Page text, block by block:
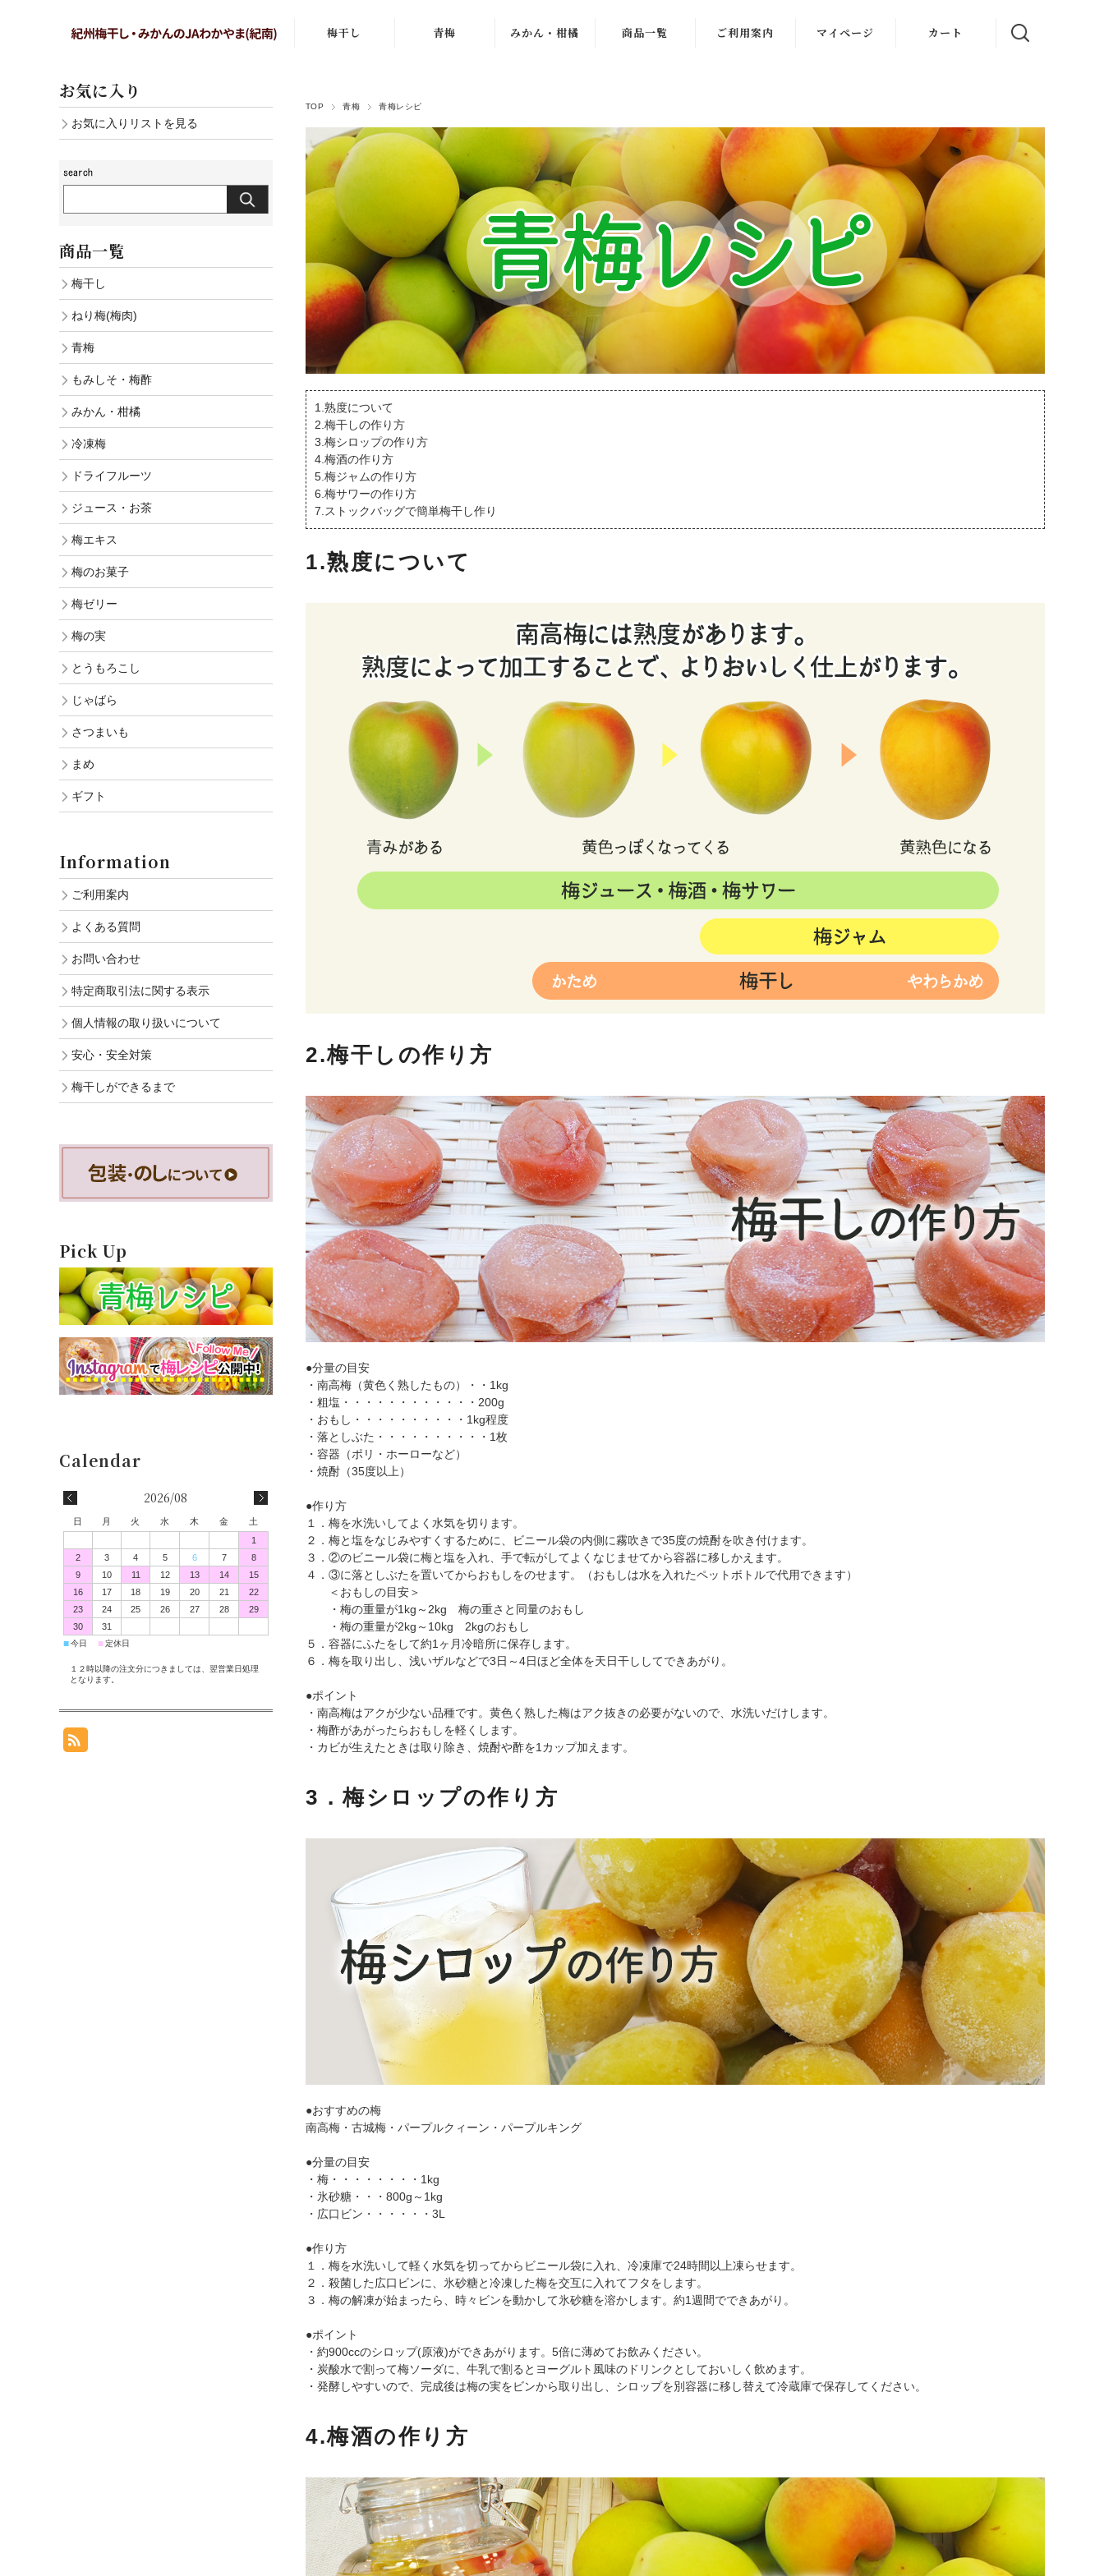
梅干し
はちみつ梅
しそ漬梅
かつお梅
こりゃ梅え
あまみのこつぶ
しそ漬小梅
白干し小梅
ギフト
訳あり梅干し
お買得梅干し
青梅
小梅
パープルクィー
パープルキング
もみしそ・梅酢
みかん・柑橘
紀南みかん
「天」
木熟みかん
じゃばら
木熟みかん
「天」
木熟みかん「極
木熟ネーブル
木熟清見オレン
ジ
木熟はっさく
カラ(カラマン
ダリン)
木熟301デコポ
バレンシアオレ
ンジ
商品一覧
ドライフルーツ
ジュース・お茶
梅エキス
ご利用案内 マイページ カート
TOP 青梅 青梅レシピ
1.熟度について
2.梅干しの作り方
3.梅シロップの作り方
4.梅酒の作り方
5.梅ジャムの作り方
6.梅サワーの作り方
7.ストックバッグで簡単梅干し作り
1.熟度について
2.梅干しの作り方
●分量の目安
・南高梅（黄色く熟したもの）・・1kg
・粗塩・・・・・・・・・・・・200g
・おもし・・・・・・・・・・1kg程度
・落としぶた・・・・・・・・・・1枚
・容器（ポリ・ホーローなど）
・焼酎（35度以上）
●作り方
１．梅を水洗いしてよく水気を切ります。
２．梅と塩をなじみやすくするために、ビニール袋の内側に霧吹きで35度の焼酎を吹き付けます。
３．②のビニール袋に梅と塩を入れ、手で転がしてよくなじませてから容器に移しかえます。
４．③に落としぶたを置いてからおもしをのせます。（おもしは水を入れたペットボトルで代用できます）
＜おもしの目安＞
・梅の重量が1kg～2kg 梅の重さと同量のおもし
・梅の重量が2kg～10kg 2kgのおもし
５．容器にふたをして約1ヶ月冷暗所に保存します。
６．梅を取り出し、浅いザルなどで3日～4日ほど全体を天日干ししてできあがり。
●ポイント
・南高梅はアクが少ない品種です。黄色く熟した梅はアク抜きの必要がないので、水洗いだけします。
・梅酢があがったらおもしを軽くします。
・カビが生えたときは取り除き、焼酎や酢を1カップ加えます。
3．梅シロップの作り方
●おすすめの梅
南高梅・古城梅・パープルクィーン・パープルキング
●分量の目安
・梅・・・・・・・・1kg
・氷砂糖・・・800g～1kg
・広口ビン・・・・・・3L
●作り方
１．梅を水洗いして軽く水気を切ってからビニール袋に入れ、冷凍庫で24時間以上凍らせます。
２．殺菌した広口ビンに、氷砂糖と冷凍した梅を交互に入れてフタをします。
３．梅の解凍が始まったら、時々ビンを動かして氷砂糖を溶かします。約1週間でできあがり。
●ポイント
・約900ccのシロップ(原液)ができあがります。5倍に薄めてお飲みください。
・炭酸水で割って梅ソーダに、牛乳で割るとヨーグルト風味のドリンクとしておいしく飲めます。
・発酵しやすいので、完成後は梅の実をビンから取り出し、シロップを別容器に移し替えて冷蔵庫で保存してください。
4.梅酒の作り方
お気に入り
お気に入りリストを見る
商品一覧
梅干し
ねり梅(梅肉)
青梅
もみしそ・梅酢
みかん・柑橘
冷凍梅
ドライフルーツ
ジュース・お茶
梅エキス
梅のお菓子
梅ゼリー
梅の実
とうもろこし
じゃばら
さつまいも
まめ
ギフト
Information
ご利用案内
よくある質問
お問い合わせ
特定商取引法に関する表示
個人情報の取り扱いについて
安心・安全対策
梅干しができるまで
Pick Up
2026/08
日 月 火 水 木 金
土
1
2
3 4 5 6 7
8
9
10 11 12 13 14
15
16
17 18 19 20 21
22
23
24 25 26 27 28
29
30
31
■今日 ■定休日
１２時以降の注文分につきましては、翌営業日処理
となります。